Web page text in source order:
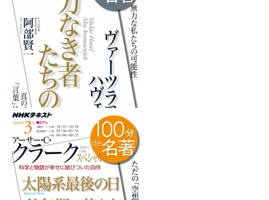
『貞観政要』
を読みたくなるフレーズ
『力なき者たちの力』
を読みたくなるフレーズ